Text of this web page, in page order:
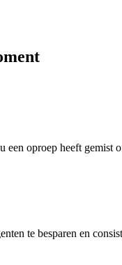
een oproep heeft gemist
te besparen en